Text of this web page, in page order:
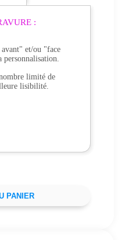
:
et/ou "face
personnalisation.
limité de
lisibilité.
PANIER